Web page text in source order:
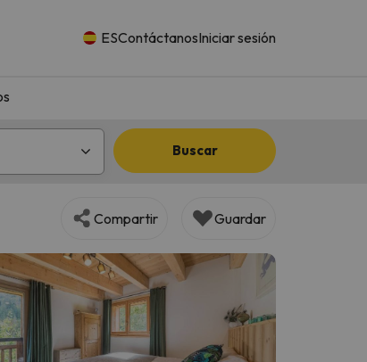
ESContáctanosIniciar sesión
Buscar
Compartir Guardar